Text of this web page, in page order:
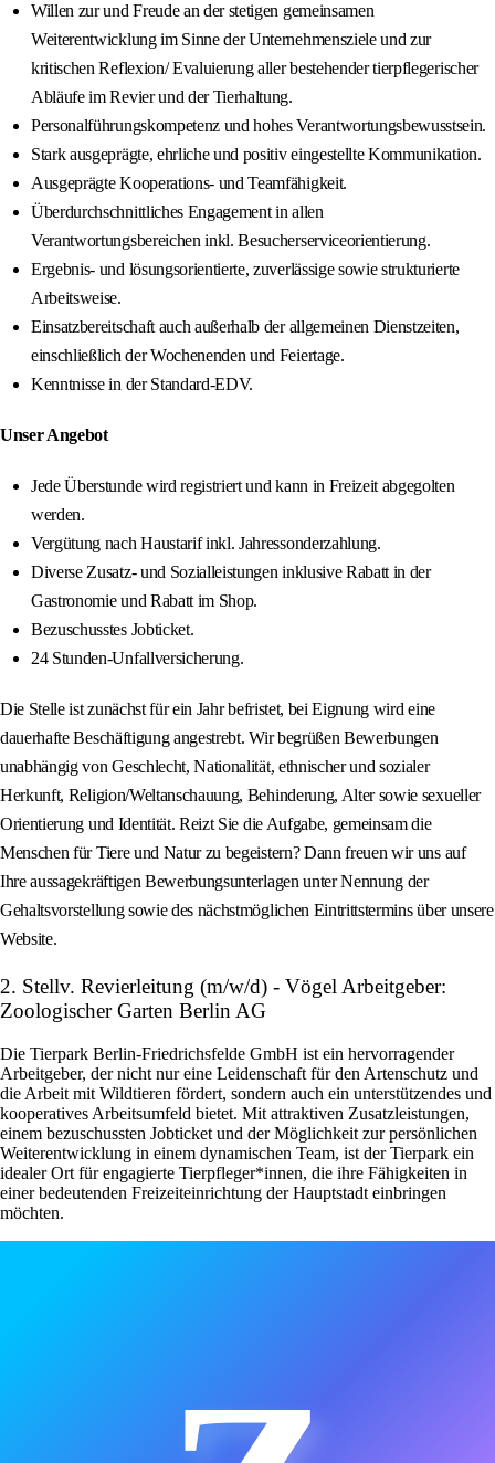
Willen zur und Freude an der stetigen gemeinsamen
Weiterentwicklung im Sinne der Unternehmensziele und zur
kritischen Reflexion/ Evaluierung aller bestehender tierpflegerischer
Abläufe im Revier und der Tierhaltung.
Personalführungskompetenz und hohes Verantwortungsbewusstsein.
Stark ausgeprägte, ehrliche und positiv eingestellte Kommunikation.
Ausgeprägte Kooperations- und Teamfähigkeit.
Überdurchschnittliches Engagement in allen
Verantwortungsbereichen inkl. Besucherserviceorientierung.
Ergebnis- und lösungsorientierte, zuverlässige sowie strukturierte
Arbeitsweise.
Einsatzbereitschaft auch außerhalb der allgemeinen Dienstzeiten,
einschließlich der Wochenenden und Feiertage.
Kenntnisse in der Standard-EDV.
Unser Angebot
Jede Überstunde wird registriert und kann in Freizeit abgegolten
werden.
Vergütung nach Haustarif inkl. Jahressonderzahlung.
Diverse Zusatz- und Sozialleistungen inklusive Rabatt in der
Gastronomie und Rabatt im Shop.
Bezuschusstes Jobticket.
24 Stunden-Unfallversicherung.
Die Stelle ist zunächst für ein Jahr befristet, bei Eignung wird eine
dauerhafte Beschäftigung angestrebt. Wir begrüßen Bewerbungen
unabhängig von Geschlecht, Nationalität, ethnischer und sozialer
Herkunft, Religion/Weltanschauung, Behinderung, Alter sowie sexueller
Orientierung und Identität. Reizt Sie die Aufgabe, gemeinsam die
Menschen für Tiere und Natur zu begeistern? Dann freuen wir uns auf
Ihre aussagekräftigen Bewerbungsunterlagen unter Nennung der
Gehaltsvorstellung sowie des nächstmöglichen Eintrittstermins über unsere
Website.
2. Stellv. Revierleitung (m/w/d) - Vögel Arbeitgeber:
Zoologischer Garten Berlin AG
Die Tierpark Berlin-Friedrichsfelde GmbH ist ein hervorragender
Arbeitgeber, der nicht nur eine Leidenschaft für den Artenschutz und
die Arbeit mit Wildtieren fördert, sondern auch ein unterstützendes und
kooperatives Arbeitsumfeld bietet. Mit attraktiven Zusatzleistungen,
einem bezuschussten Jobticket und der Möglichkeit zur persönlichen
Weiterentwicklung in einem dynamischen Team, ist der Tierpark ein
idealer Ort für engagierte Tierpfleger*innen, die ihre Fähigkeiten in
einer bedeutenden Freizeiteinrichtung der Hauptstadt einbringen
möchten.